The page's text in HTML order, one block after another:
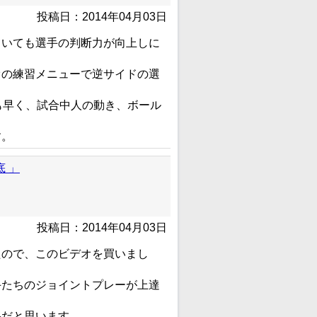
投稿日：2014年04月03日
ても選手の判断力が向上しに
練習メニューで逆サイドの選
く、試合中人の動き、ボール
」
投稿日：2014年04月03日
で、このビデオを買いまし
ちのジョイントプレーが上達